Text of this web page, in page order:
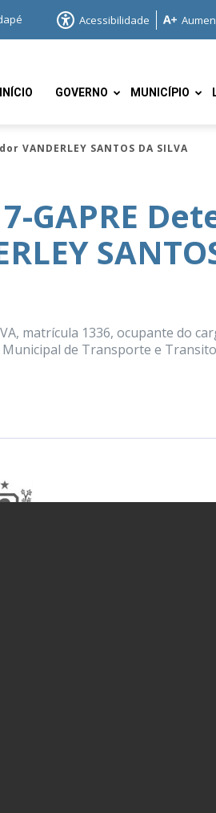
Acessibilidade
INÍCIO GOVERNO MUNICÍPIO
VANDERLEY SANTOS DA SILVA
GAPRE
matrícula 1336, ocupante do
de Transporte e